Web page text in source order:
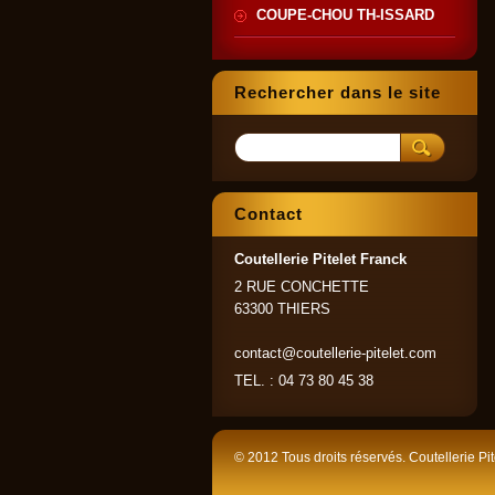
COUPE-CHOU TH-ISSARD
Rechercher dans le site
Contact
Coutellerie Pitelet Franck
2 RUE CONCHETTE
63300 THIERS
contact@coutellerie-pitelet.com
TEL. : 04 73 80 45 38
© 2012 Tous droits réservés. Coutellerie